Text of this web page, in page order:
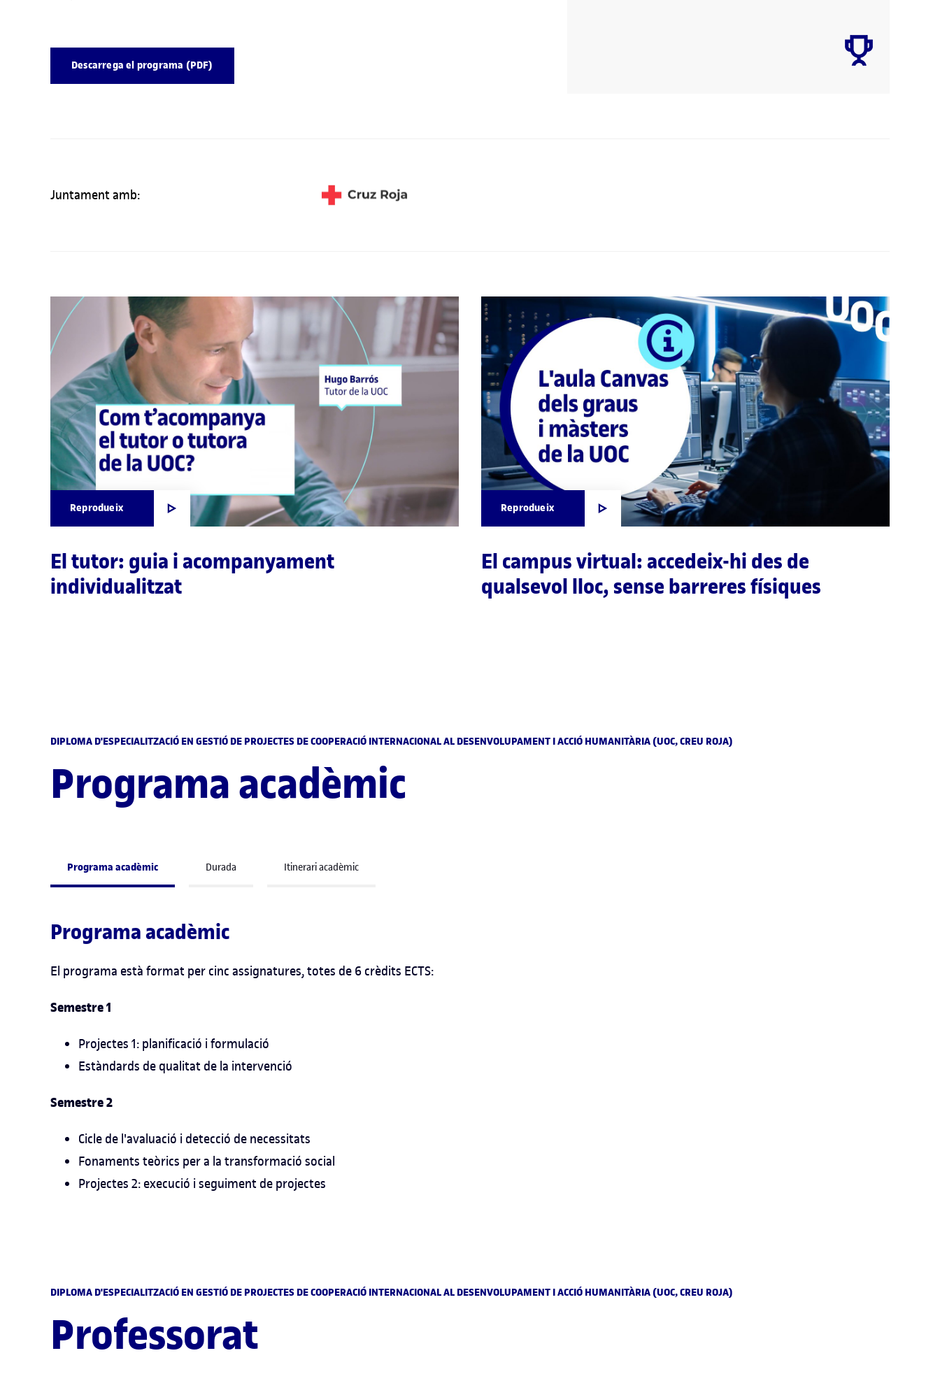
Descarrega el programa (PDF)
Juntament amb:
Reprodueix
El tutor: guia i acompanyament
individualitzat
Reprodueix
El campus virtual: accedeix-hi des de
qualsevol lloc, sense barreres físiques
DIPLOMA D'ESPECIALITZACIÓ EN GESTIÓ DE PROJECTES DE COOPERACIÓ INTERNACIONAL AL DESENVOLUPAMENT I ACCIÓ HUMANITÀRIA (UOC, CREU ROJA)
Programa acadèmic
Programa acadèmic Durada Itinerari acadèmic
Programa acadèmic
El programa està format per cinc assignatures, totes de 6 crèdits ECTS:
Semestre 1
Projectes 1: planificació i formulació
Estàndards de qualitat de la intervenció
Semestre 2
Cicle de l'avaluació i detecció de necessitats
Fonaments teòrics per a la transformació social
Projectes 2: execució i seguiment de projectes
DIPLOMA D'ESPECIALITZACIÓ EN GESTIÓ DE PROJECTES DE COOPERACIÓ INTERNACIONAL AL DESENVOLUPAMENT I ACCIÓ HUMANITÀRIA (UOC, CREU ROJA)
Professorat